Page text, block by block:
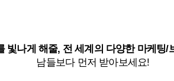
빛나게 해줄, 전 세계의 다양한 마케팅/
남들보다 먼저 받아보세요!